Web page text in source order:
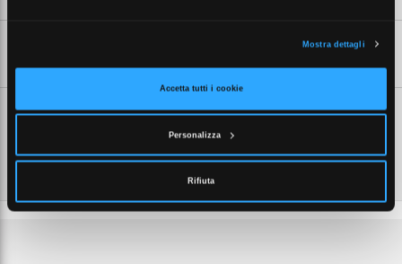
Mostra dettagli
Accetta tutti i cookie
Personalizza
Rifiuta